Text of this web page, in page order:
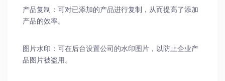
产品复制：可对已添加的产品进行复制，从而提高了添加
产品的效率。
图片水印：可在后台设置公司的水印图片，以防止企业产
品图片被盗用。